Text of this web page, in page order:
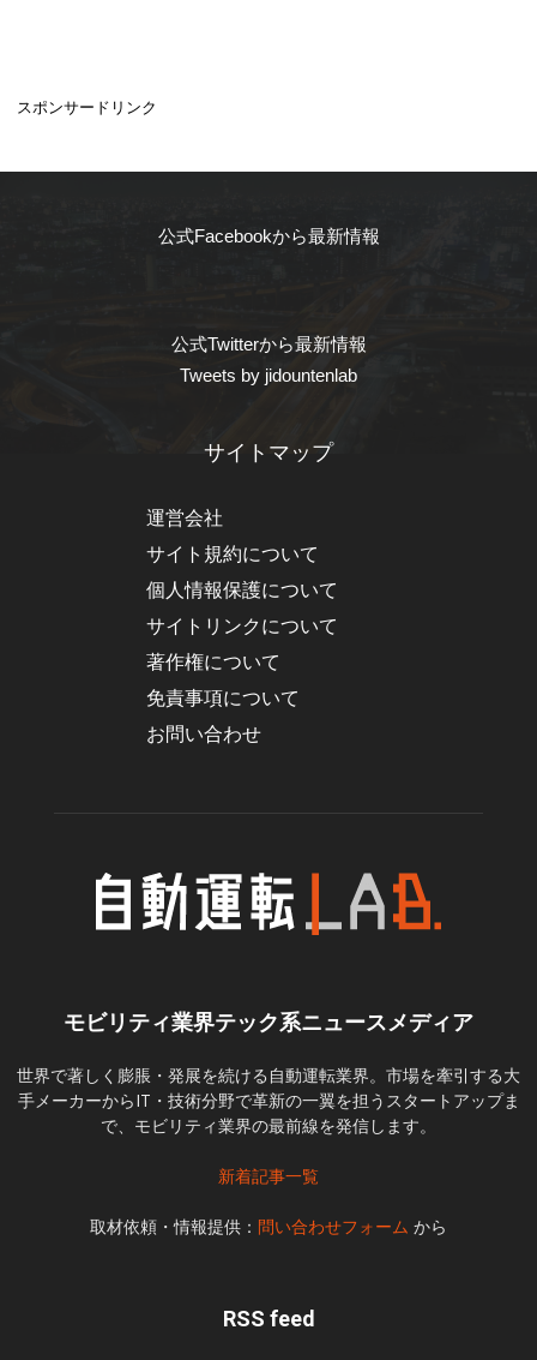
スポンサードリンク
公式Facebookから最新情報
公式Twitterから最新情報
Tweets by jidountenlab
サイトマップ
運営会社
サイト規約について
個人情報保護について
サイトリンクについて
著作権について
免責事項について
お問い合わせ
モビリティ業界テック系ニュースメディア
世界で著しく膨脹・発展を続ける自動運転業界。市場を牽引する大
手メーカーからIT・技術分野で革新の一翼を担うスタートアップま
で、モビリティ業界の最前線を発信します。
新着記事一覧
取材依頼・情報提供： 問い合わせフォーム から
RSS feed